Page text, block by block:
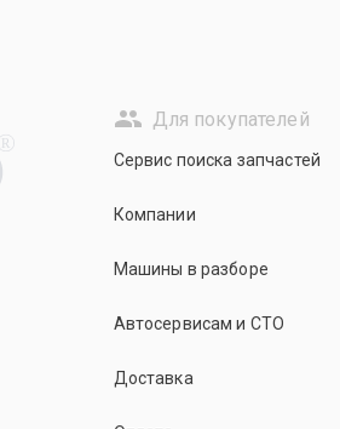
R
Для покупателей
Сервис поиска запчастей
Компании
Машины в разборе
Автосервисам и СТО
Доставка